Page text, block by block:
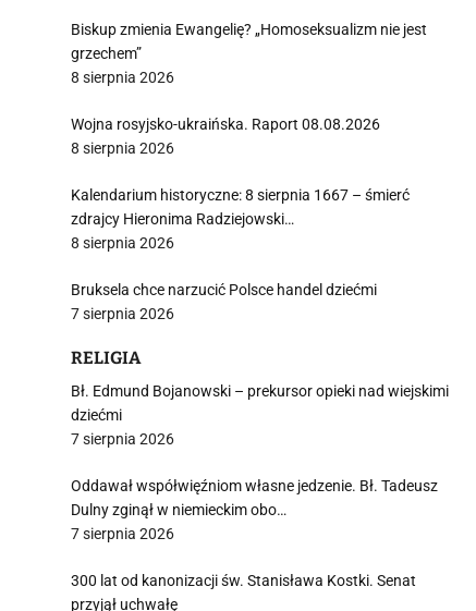
Biskup zmienia Ewangelię? „Homoseksualizm nie jest
grzechem”
8 sierpnia 2026
Wojna rosyjsko-ukraińska. Raport 08.08.2026
8 sierpnia 2026
Kalendarium historyczne: 8 sierpnia 1667 – śmierć
zdrajcy Hieronima Radziejowski…
8 sierpnia 2026
Bruksela chce narzucić Polsce handel dziećmi
7 sierpnia 2026
RELIGIA
Bł. Edmund Bojanowski – prekursor opieki nad wiejskimi
dziećmi
7 sierpnia 2026
Oddawał współwięźniom własne jedzenie. Bł. Tadeusz
Dulny zginął w niemieckim obo…
7 sierpnia 2026
300 lat od kanonizacji św. Stanisława Kostki. Senat
przyjął uchwałę